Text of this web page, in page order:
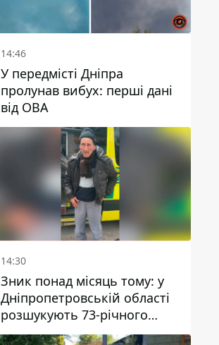
14:46
У передмісті Дніпра
пролунав вибух: перші дані
від ОВА
14:30
Зник понад місяць тому: у
Дніпропетровській області
розшукують 73-річного
чоловіка